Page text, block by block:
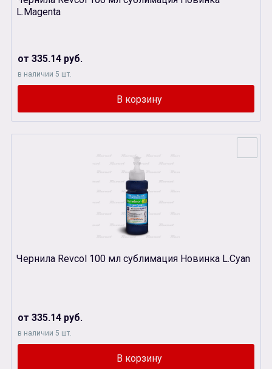
L.Magenta
от 335.14 руб.
в наличии 5 шт.
Чернила Revcol 100 мл сублимация Новинка L.Cyan
от 335.14 руб.
в наличии 5 шт.